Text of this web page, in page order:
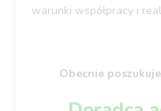
warunki współpracy i
Obecnie